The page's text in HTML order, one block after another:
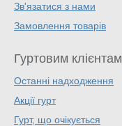
Зв'язатися з нами
Замовлення товарів
Гуртовим клієнтам
Останні надходження
Акції гурт
Гурт, що очікується